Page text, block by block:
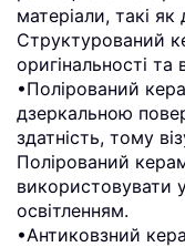
матеріали, такі
Структурований
оригінальності та
•Полірований
дзеркальною
здатність, тому
Полірований
використовувати
освітленням.
•Антиковзний